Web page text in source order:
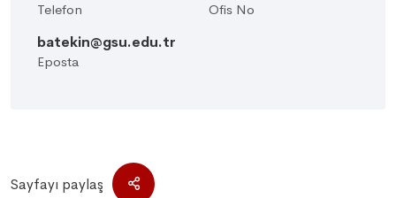
Telefon Ofis No
batekin@gsu.edu.tr
Eposta
Sayfayı paylaş